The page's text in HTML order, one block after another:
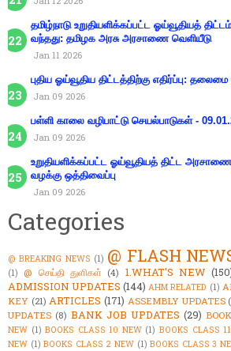
தமிழ்நாடு உறுதியளிக்கப்பட்ட ஓய்வூதியத்
வந்தது: தமிழக அரசு அரசாணை வெளியீடு
Jan 11 2026
புதிய ஓய்வூதிய திட்டத்திற்கு எதிர்ப்பு:
Jan 09 2026
பள்ளி காலை வழிபாட்டு செயல்பாடுகள் -
Jan 09 2026
உறுதியளிக்கப்பட்ட ஓய்வூதியத் திட்ட
வழக்கு ஒத்திவைப்பு
Jan 09 2026
Categories
@ BREAKING NEWS (1) @ FLASH
(1) @ செய்தி துளிகள் (4) 1.WHAT'S NEW
ADMISSION UPDATES (144) AHM RELATED (1)
KEY (21) ARTICLES (171) ASSEMBLY UPDATES
UPDATES (8) BANK JOB UPDATES (29)
NEW (1) BOOKS CLASS 10 NEW (1) BOOKS CLASS
NEW (1) BOOKS CLASS 2 NEW (1) BOOKS CLASS 3